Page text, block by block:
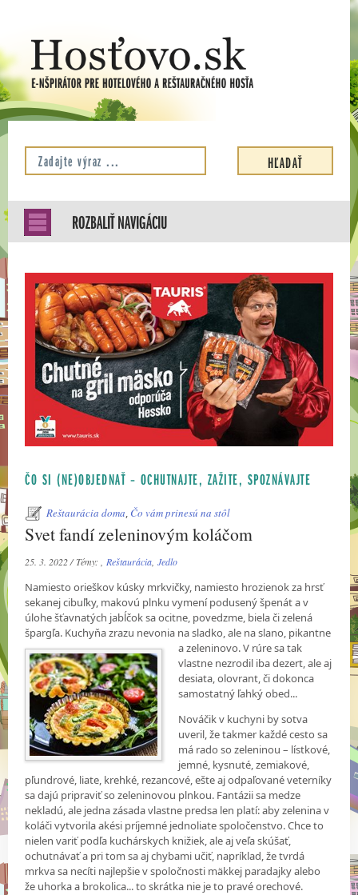
ROZBALIŤ NAVIGÁCIU
ČO SI (NE)OBJEDNAŤ – OCHUTNAJTE, ZAŽITE, SPOZNÁVAJTE
Reštaurácia doma, Čo vám prinesú na stôl
Svet fandí zeleninovým koláčom
25. 3. 2022 / Témy: ,Reštaurácia,Jedlo
Namiesto orieškov kúsky mrkvičky, namiesto hrozienok za hrsť
sekanej cibuľky, makovú plnku vymení podusený špenát a v
úlohe šťavnatých jabĺčok sa ocitne, povedzme, biela či zelená
špargľa. Kuchyňa zrazu nevonia na sladko, ale na slano, pikantne
a zeleninovo. V rúre sa tak
vlastne nezrodil iba dezert, ale aj
desiata, olovrant, či dokonca
samostatný ľahký obed...
Nováčik v kuchyni by sotva
uveril, že takmer každé cesto sa
má rado so zeleninou – lístkové,
jemné, kysnuté, zemiakové,
pľundrové, liate, krehké, rezancové, ešte aj odpaľované veterníky
sa dajú pripraviť so zeleninovou plnkou. Fantázii sa medze
nekladú, ale jedna zásada vlastne predsa len platí: aby zelenina v
koláči vytvorila akési príjemné jednoliate spoločenstvo. Chce to
nielen variť podľa kuchárskych knižiek, ale aj veľa skúšať,
ochutnávať a pri tom sa aj chybami učiť, napríklad, že tvrdá
mrkva sa necíti najlepšie v spoločnosti mäkkej paradajky alebo
že uhorka a brokolica... to skrátka nie je to pravé orechové.